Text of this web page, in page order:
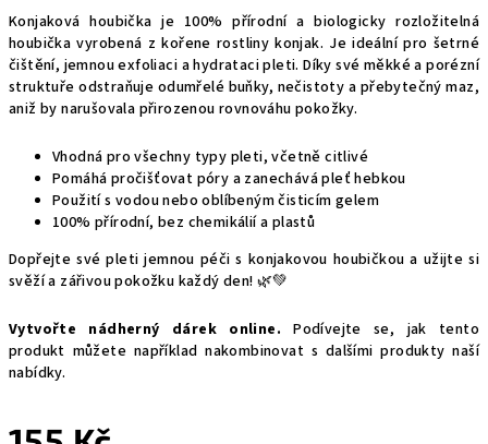
Konjaková houbička je 100% přírodní a biologicky rozložitelná
houbička vyrobená z kořene rostliny konjak. Je ideální pro šetrné
čištění, jemnou exfoliaci a hydrataci pleti. Díky své měkké a porézní
struktuře odstraňuje odumřelé buňky, nečistoty a přebytečný maz,
aniž by narušovala přirozenou rovnováhu pokožky.
Vhodná pro všechny typy pleti, včetně citlivé
Pomáhá pročišťovat póry a zanechává pleť hebkou
Použití s vodou nebo oblíbeným čisticím gelem
100% přírodní, bez chemikálií a plastů
Dopřejte své pleti jemnou péči s konjakovou houbičkou a užijte si
svěží a zářivou pokožku každý den! 🌿💚
Vytvořte nádherný dárek online.Podívejte se, jak tento
produkt můžete například nakombinovat s dalšími produkty naší
nabídky.